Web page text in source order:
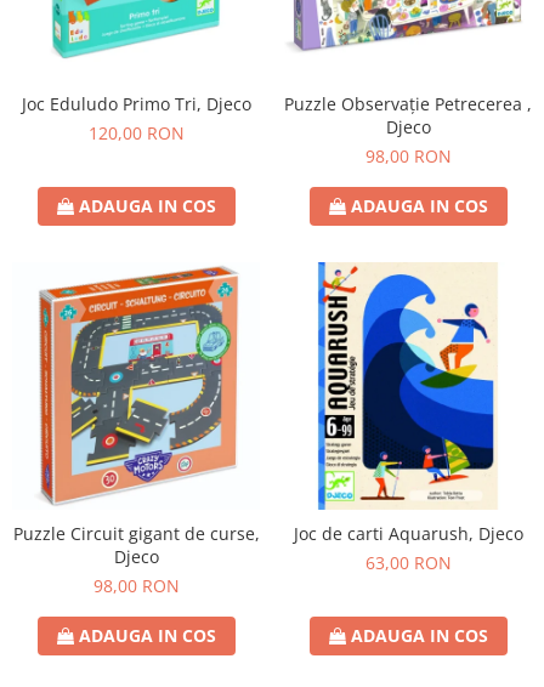
Joc Eduludo Primo Tri, Djeco
120,00 RON
ADAUGA IN COS
Puzzle Observație Petrecerea ,
Djeco
98,00 RON
ADAUGA IN COS
Puzzle Circuit gigant de curse,
Djeco
98,00 RON
ADAUGA IN COS
Joc de carti Aquarush, Djeco
63,00 RON
ADAUGA IN COS